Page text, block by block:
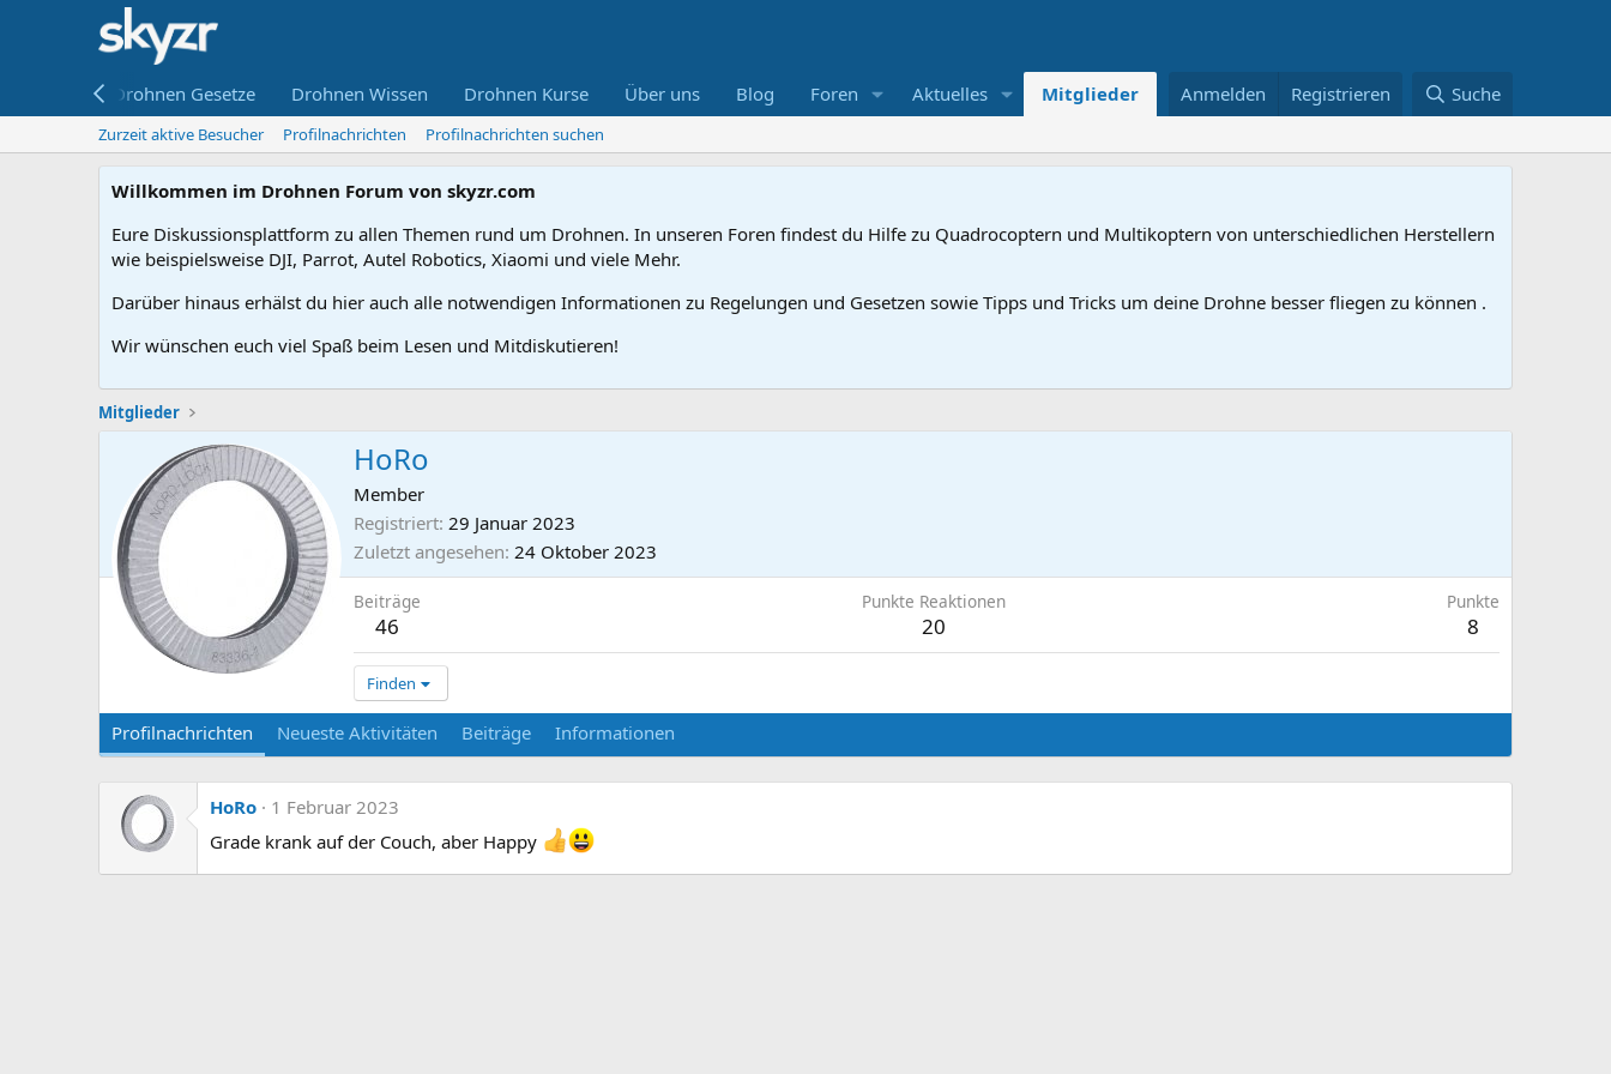
Drohnen Gesetze Drohnen Wissen Drohnen Kurse Über uns Blog Foren Aktuelles Mitglieder Anmelden Registrieren Suche
Zurzeit aktive Besucher Profilnachrichten Profilnachrichten suchen
Willkommen im Drohnen Forum von skyzr.com
Eure Diskussionsplattform zu allen Themen rund um Drohnen. In unseren Foren findest du Hilfe zu Quadrocoptern und Multikoptern von unterschiedlichen Herstellern
wie beispielsweise DJI, Parrot, Autel Robotics, Xiaomi und viele Mehr.
Darüber hinaus erhälst du hier auch alle notwendigen Informationen zu Regelungen und Gesetzen sowie Tipps und Tricks um deine Drohne besser fliegen zu können .
Wir wünschen euch viel Spaß beim Lesen und Mitdiskutieren!
Mitglieder
HoRo
Member
Registriert 29 Januar 2023
Zuletzt angesehen 24 Oktober 2023
Beiträge
46
Punkte Reaktionen
20
Punkte
8
Finden
Profilnachrichten Neueste Aktivitäten Beiträge Informationen
HoRo
1 Februar 2023
Grade krank auf der Couch, aber Happy